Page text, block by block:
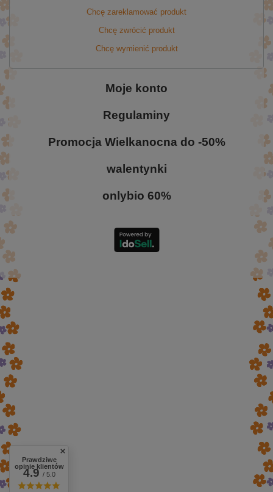
Chcę zareklamować produkt
Chcę zwrócić produkt
Chcę wymienić produkt
Moje konto
Regulaminy
Promocja Wielkanocna do -50%
walentynki
onlybio 60%
Prawdziwe
opinie klientów
4.9/ 5.0